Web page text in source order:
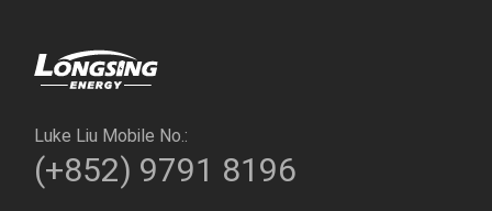
Luke Liu Mobile No.:
(+852) 9791 8196